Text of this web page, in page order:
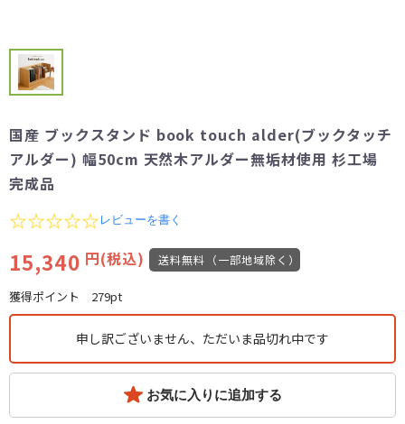
国産 ブックスタンド book touch alder(ブックタッチ
アルダー) 幅50cm 天然木アルダー無垢材使用 杉工場
完成品
0.0
rating
レビューを書く
15,340 円(税込) 送料無料（一部地域除く）
獲得ポイント 279pt
申し訳ございません、ただいま品切れ中です
お気に入りに追加する